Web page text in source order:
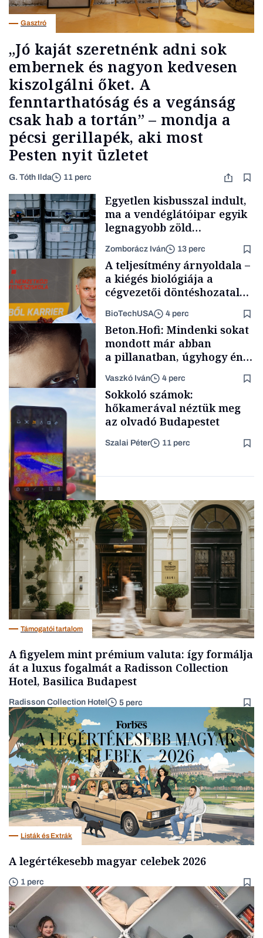
Gasztró
„Jó kaját szeretnénk adni sok
embernek és nagyon kedvesen
kiszolgálni őket. A
fenntarthatóság és a vegánság
csak hab a tortán” – mondja a
pécsi gerillapék, aki most
Pesten nyit üzletet
G. Tóth Ilda 11 perc
Forbes-sztori
Egyetlen kisbusszal indult,
ma a vendéglátóipar egyik
legnagyobb zöld
beszállítóját építi, Gerendai
is beszállt
Zomborácz Iván 13 perc
Content Lab HUB
A teljesítmény árnyoldala –
a kiégés biológiája a
cégvezetői döntéshozatal
BioTechUSA 4 perc
Forbes-sztori
Beton.Hofi: Mindenki sokat
mondott már abban
a pillanatban, úgyhogy én
a legsarkosabb
gondolataimat akartam
kimondani
Vaszkó Iván 4 perc
Tech
Sokkoló számok:
hőkamerával néztük meg
az olvadó Budapestet
Szalai Péter 11 perc
Támogatói tartalom
A figyelem mint prémium valuta: így formálja
át a luxus fogalmát a Radisson Collection
Hotel, Basilica Budapest
Radisson Collection Hotel 5 perc
Listák és Extrák
A legértékesebb magyar celebek 2026
1 perc